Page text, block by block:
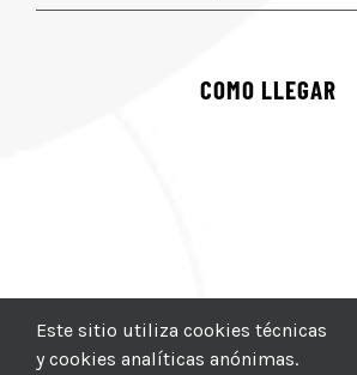
COMO LLEGAR
Este sitio utiliza cookies técnicas
y cookies analíticas anónimas.